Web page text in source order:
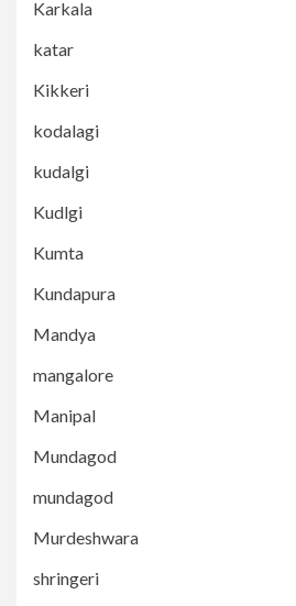
Karkala
katar
Kikkeri
kodalagi
kudalgi
Kudlgi
Kumta
Kundapura
Mandya
mangalore
Manipal
Mundagod
mundagod
Murdeshwara
shringeri